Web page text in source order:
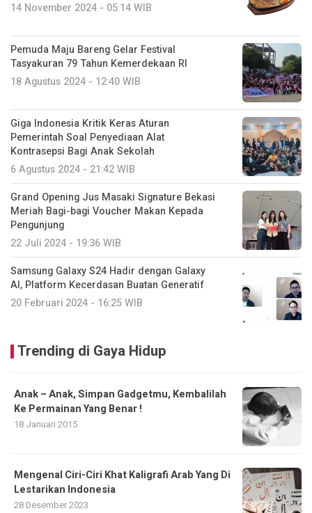
14 November 2024 - 05:14 WIB
Pemuda Maju Bareng Gelar Festival
Tasyakuran 79 Tahun Kemerdekaan RI
18 Agustus 2024 - 12:40 WIB
Giga Indonesia Kritik Keras Aturan
Pemerintah Soal Penyediaan Alat
Kontrasepsi Bagi Anak Sekolah
6 Agustus 2024 - 21:42 WIB
Grand Opening Jus Masaki Signature Bekasi
Meriah Bagi-bagi Voucher Makan Kepada
Pengunjung
22 Juli 2024 - 19:36 WIB
Samsung Galaxy S24 Hadir dengan Galaxy
AI, Platform Kecerdasan Buatan Generatif
20 Februari 2024 - 16:25 WIB
Trending di Gaya Hidup
Anak – Anak, Simpan Gadgetmu, Kembalilah
Ke Permainan Yang Benar !
18 Januari 2015
Mengenal Ciri-Ciri Khat Kaligrafi Arab Yang Di
Lestarikan Indonesia
28 Desember 2023